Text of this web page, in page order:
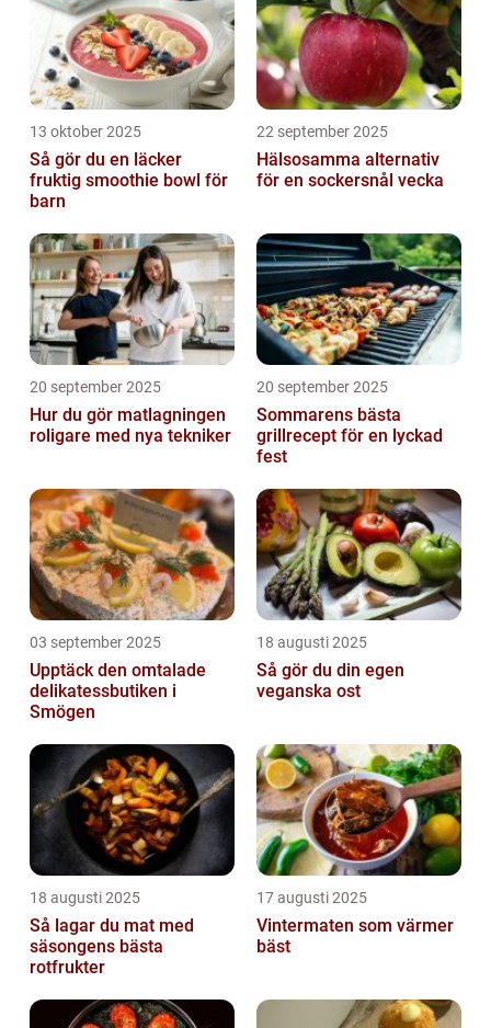
13 oktober 2025
Så gör du en läcker
fruktig smoothie bowl för
barn
22 september 2025
Hälsosamma alternativ
för en sockersnål vecka
20 september 2025
Hur du gör matlagningen
roligare med nya tekniker
20 september 2025
Sommarens bästa
grillrecept för en lyckad
fest
03 september 2025
Upptäck den omtalade
delikatessbutiken i
Smögen
18 augusti 2025
Så gör du din egen
veganska ost
18 augusti 2025
Så lagar du mat med
säsongens bästa
rotfrukter
17 augusti 2025
Vintermaten som värmer
bäst